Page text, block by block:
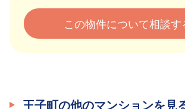
この物件について相談す
王子町の他のマンションを見